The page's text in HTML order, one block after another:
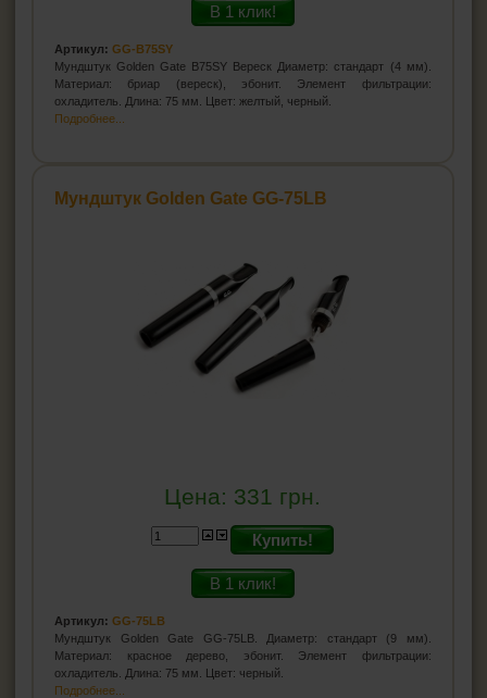
В 1 клик!
Артикул: GG-B75SY
Мундштук Golden Gate B75SY Вереск Диаметр: стандарт (4 мм).
Материал: бриар (вереск), эбонит. Элемент фильтрации:
охладитель. Длина: 75 мм. Цвет: желтый, черный.
Подробнее...
Мундштук Golden Gate GG-75LB
Цена: 331 грн.
Купить!
В 1 клик!
Артикул: GG-75LB
Мундштук Golden Gate GG-75LB. Диаметр: стандарт (9 мм).
Материал: красное дерево, эбонит. Элемент фильтрации:
охладитель. Длина: 75 мм. Цвет: черный.
Подробнее...